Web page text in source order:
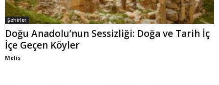
Şehirler
Doğu Anadolu’nun Sessizliği: Doğa ve Tarih İç
İçe Geçen Köyler
Melis